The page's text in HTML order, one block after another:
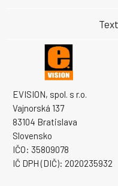
EVISION, spol. s r.o.
Vajnorská 137
83104 Bratislava
Slovensko
IČO: 35809078
IČ DPH (DIČ): 2020235932